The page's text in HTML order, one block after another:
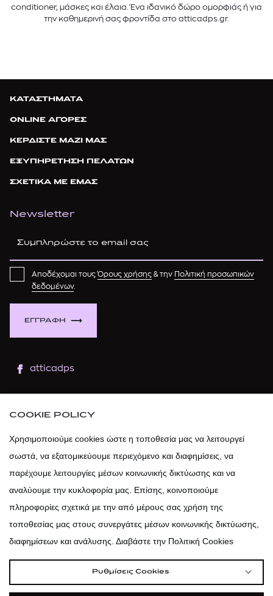
conditioner, μάσκες και έλαια. Ένα ιδανικό δώρο ομορφιάς ή για
την καθημερινή σας φροντίδα στο atticadps.gr.
ΚΑΤΑΣΤΗΜΑΤΑ
ONLINE ΑΓΟΡΕΣ
ΚΕΡΔΙΣΤΕ ΜΑΖΙ ΜΑΣ
ΕΞΥΠΗΡΕΤΗΣΗ ΠΕΛΑΤΩΝ
ΣΧΕΤΙΚΑ ΜΕ ΕΜΑΣ
Newsletter
ΕΓΓΡΑΦΗ
Αποδέχομαι τουςΌρους χρήσης & την Πολιτική προσωπικών
δεδομένων.
atticadps
atticadps
COOKIE POLICY
Χρησιμοποιούμε cookies ώστε η τοποθεσία μας να λειτουργεί
σωστά, να εξατομικεύουμε περιεχόμενο και διαφημίσεις, να
παρέχουμε λειτουργίες μέσων κοινωνικής δικτύωσης και να
αναλύουμε την κυκλοφορία μας. Επίσης, κοινοποιούμε
πληροφορίες σχετικά με την από μέρους σας χρήση της
τοποθεσίας μας στους συνεργάτες μέσων κοινωνικής δικτύωσης,
διαφημίσεων και ανάλυσης. Διαβάστε την Πολιτική Cookies
Ρυθμίσεις Cookies